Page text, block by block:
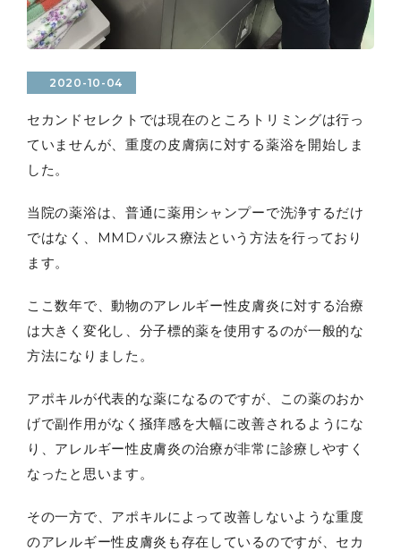
2020-10-04
セカンドセレクトでは現在のところトリミングは行っ
ていませんが、重度の皮膚病に対する薬浴を開始しま
した。
当院の薬浴は、普通に薬用シャンプーで洗浄するだけ
ではなく、MMDパルス療法という方法を行っており
ます。
ここ数年で、動物のアレルギー性皮膚炎に対する治療
は大きく変化し、分子標的薬を使用するのが一般的な
方法になりました。
アポキルが代表的な薬になるのですが、この薬のおか
げで副作用がなく掻痒感を大幅に改善されるようにな
り、アレルギー性皮膚炎の治療が非常に診療しやすく
なったと思います。
その一方で、アポキルによって改善しないような重度
のアレルギー性皮膚炎も存在しているのですが、セカ